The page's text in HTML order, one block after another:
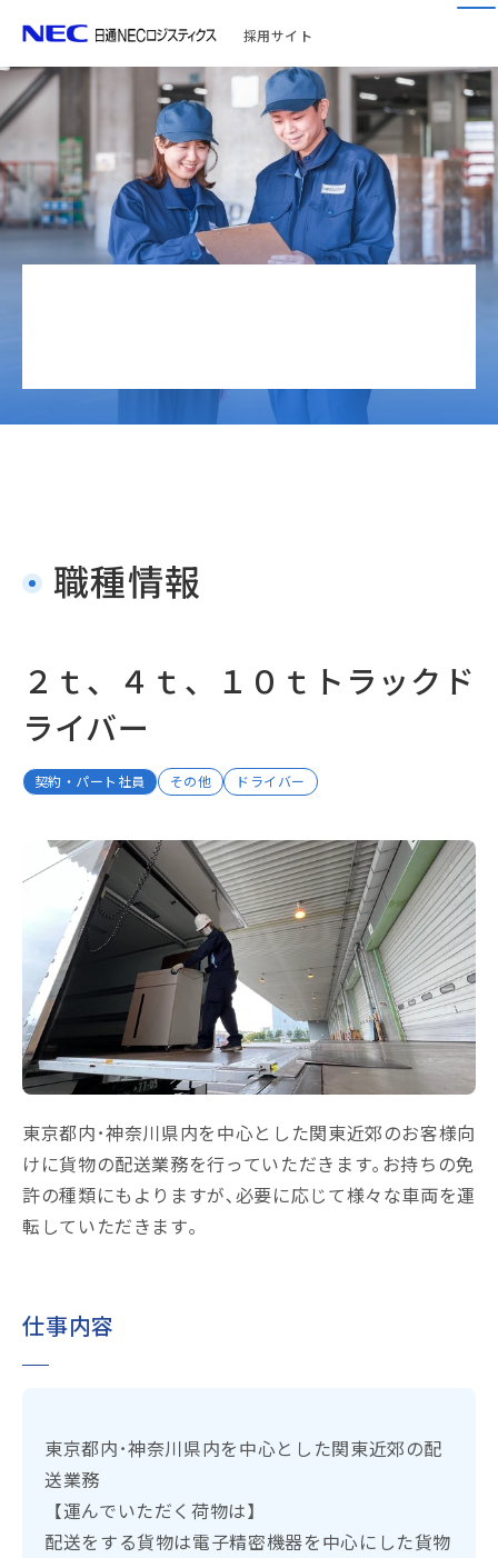
採用サイト
職種情報
２ｔ、４ｔ、１０ｔトラックド
ライバー
契約・パート社員 その他 ドライバー
東京都内･神奈川県内を中心とした関東近郊のお客様向
けに貨物の配送業務を行っていただきます｡お持ちの免
許の種類にもよりますが､必要に応じて様々な車両を運
転していただきます｡
仕事内容
東京都内･神奈川県内を中心とした関東近郊の配
送業務
【運んでいただく荷物は】
配送をする貨物は電子精密機器を中心にした貨物